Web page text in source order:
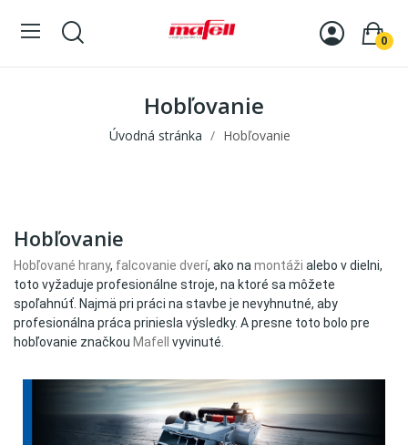
0
Hobľovanie
Úvodná stránka Hobľovanie
Hobľovanie
Hobľované hrany, falcovanie dverí, ako na montáži alebo v dielni,
toto vyžaduje profesionálne stroje, na ktoré sa môžete
spoľahnúť. Najmä pri práci na stavbe je nevyhnutné, aby
profesionálna práca priniesla výsledky. A presne toto bolo pre
hobľovanie značkou Mafell vyvinuté.